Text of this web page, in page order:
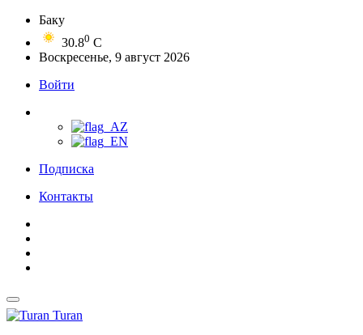
Баку
30.80 C
Воскресенье, 9 август 2026
Войти
Подписка
Контакты
Turan